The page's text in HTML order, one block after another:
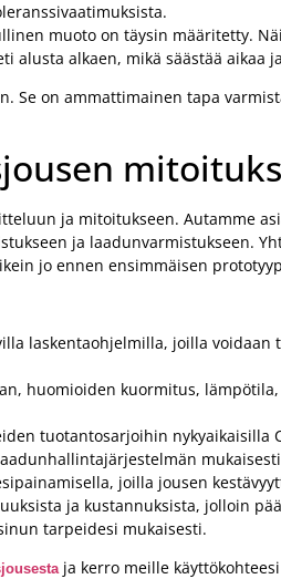
muoto on täysin määritetty.
alkaen, mikä säästää aikaa
Se on ammattimainen tapa
ja mitoitukseen. Autamme
ja laadunvarmistukseen.
jo ennen ensimmäisen
laskentaohjelmilla, joilla
huomioiden kuormitus,
tuotantosarjoihin nykyaikaisilla
joilla jousen
ja kustannuksista, jolloin
tarpeidesi mukaisesti.
ja kerro meille